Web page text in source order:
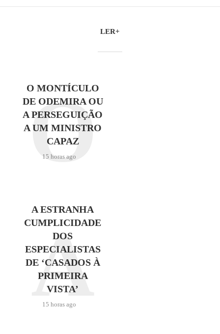
LER+
O MONTÍCULO
DE ODEMIRA OU
A PERSEGUIÇÃO
A UM MINISTRO
CAPAZ
15 horas ago
O
A ESTRANHA
CUMPLICIDADE
DOS
ESPECIALISTAS
DE ‘CASADOS À
PRIMEIRA
VISTA’
15 horas ago
A